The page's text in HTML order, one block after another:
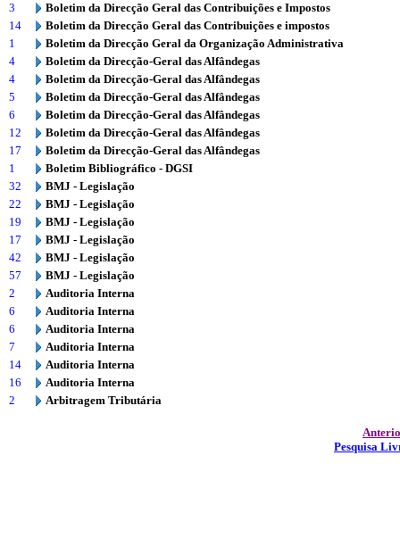
3
Boletim da Direcção Geral das Contribuições e Impostos
14
Boletim da Direcção Geral das Contribuições e impostos
1
Boletim da Direcção Geral da Organização Administrativa
4
Boletim da Direcção-Geral das Alfândegas
4
Boletim da Direcção-Geral das Alfândegas
5
Boletim da Direcção-Geral das Alfândegas
6
Boletim da Direcção-Geral das Alfândegas
12
Boletim da Direcção-Geral das Alfândegas
17
Boletim da Direcção-Geral das Alfândegas
1
Boletim Bibliográfico - DGSI
32
BMJ - Legislação
22
BMJ - Legislação
19
BMJ - Legislação
17
BMJ - Legislação
42
BMJ - Legislação
57
BMJ - Legislação
2
Auditoria Interna
6
Auditoria Interna
6
Auditoria Interna
7
Auditoria Interna
14
Auditoria Interna
16
Auditoria Interna
2
Arbitragem Tributária
Pesquisa